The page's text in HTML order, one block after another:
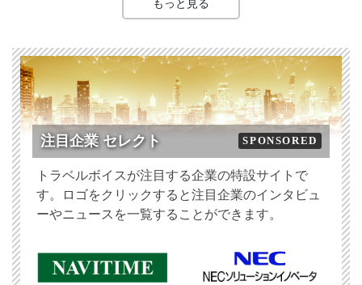
もっと見る
注目企業 セレクト SPONSORED
トラベルボイスが注目する企業の特設サイトで
す。ロゴをクリックすると注目企業のインタビュ
ーやニュースを一覧することができます。